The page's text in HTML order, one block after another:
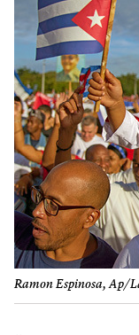
Ramon Espinosa, Ap/